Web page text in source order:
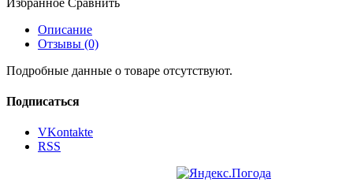
Избранное Сравнить
Описание
Отзывы (0)
Подробные данные о товаре отсутствуют.
Подписаться
VKontakte
RSS